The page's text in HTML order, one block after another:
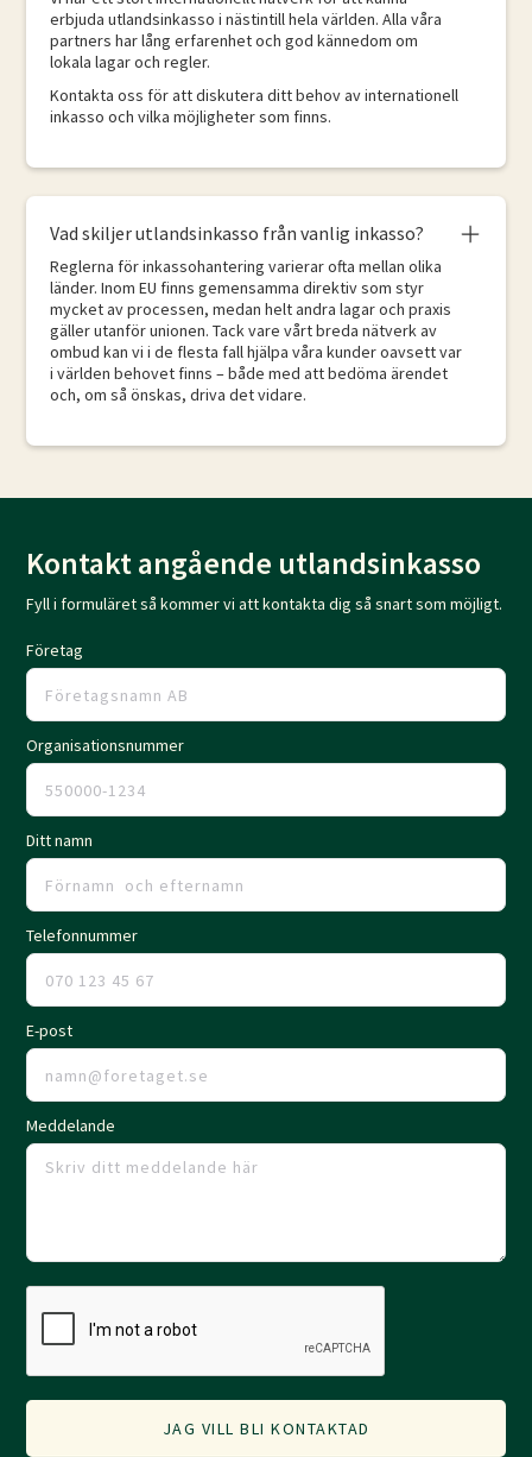
erbjuda utlandsinkasso i nästintill hela världen. Alla våra
partners har lång erfarenhet och god kännedom om
lokala lagar och regler.
Kontakta oss för att diskutera ditt behov av internationell
inkasso och vilka möjligheter som finns.
Vad skiljer utlandsinkasso från vanlig inkasso?
Reglerna för inkassohantering varierar ofta mellan olika
länder. Inom EU finns gemensamma direktiv som styr
mycket av processen, medan helt andra lagar och praxis
gäller utanför unionen. Tack vare vårt breda nätverk av
ombud kan vi i de flesta fall hjälpa våra kunder oavsett var
i världen behovet finns – både med att bedöma ärendet
och, om så önskas, driva det vidare.
Kontakt angående utlandsinkasso
Fyll i formuläret så kommer vi att kontakta dig så snart som möjligt.
Företag
Organisationsnummer
Ditt namn
Telefonnummer
E-post
Meddelande